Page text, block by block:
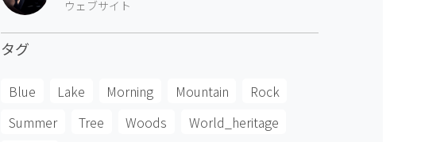
ウェブサイト
タグ
Blue Lake Morning Mountain
Rock
Summer
Tree Woods
World_heritage